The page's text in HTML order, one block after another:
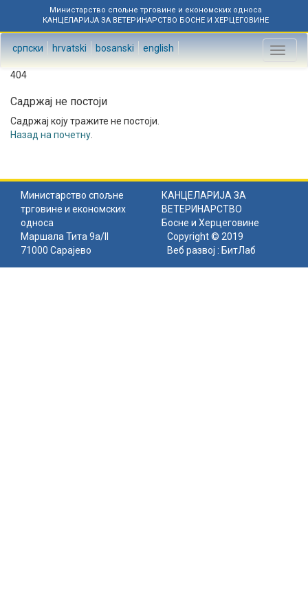
Министарство спољне трговине и економских односа
КАНЦЕЛАРИЈА ЗА ВЕТЕРИНАРСТВО БОСНЕ И ХЕРЦЕГОВИНЕ
српски hrvatski bosanski english
Toggle
404
Садржај не постоји
Садржај коју тражите не постоји.
Назад на почетну
Министарство спољне
трговине и економских
односа
КАНЦЕЛАРИЈА ЗА
ВЕТЕРИНАРСТВО
Босне и Херцеговине
Маршала Тита 9а/II
71000 Сарајево
Copyright © 2019
Веб развој : БитЛаб